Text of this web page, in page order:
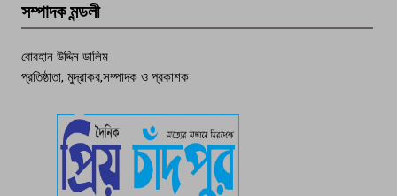
পচা দুর্গন্ধে ৯৯৯-এ ফোন, ফরিদগঞ্জে
তরুণের অর্ধগলিত লাশ উদ্ধার
সম্পাদক মন্ডলী
বোরহান উদ্দিন ডালিম
প্রতিষ্ঠাতা, মুদ্রাকর,সম্পাদক ও প্রকাশক